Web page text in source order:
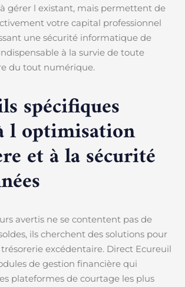
gérer l existant, mais permettent de
votre capital professionnel
une sécurité informatique de
à la survie de toute
du tout numérique.
spécifiques
l optimisation
et à la sécurité
avertis ne se contentent pas de
ils cherchent des solutions pour
excédentaire. Direct Ecureuil
de gestion financière qui
plateformes de courtage les plus